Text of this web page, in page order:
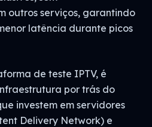
outros serviços, garantindo
latência durante picos
de teste IPTV, é
por trás do
investem em servidores
Delivery Network) e